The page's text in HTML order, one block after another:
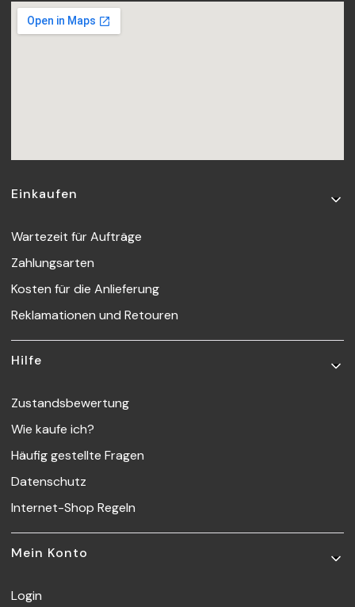
Fußzeilenmenü
Einkaufen
Wartezeit für Aufträge
Zahlungsarten
Kosten für die Anlieferung
Reklamationen und Retouren
Hilfe
Zustandsbewertung
Wie kaufe ich?
Häufig gestellte Fragen
Datenschutz
Internet-Shop Regeln
Mein Konto
Login